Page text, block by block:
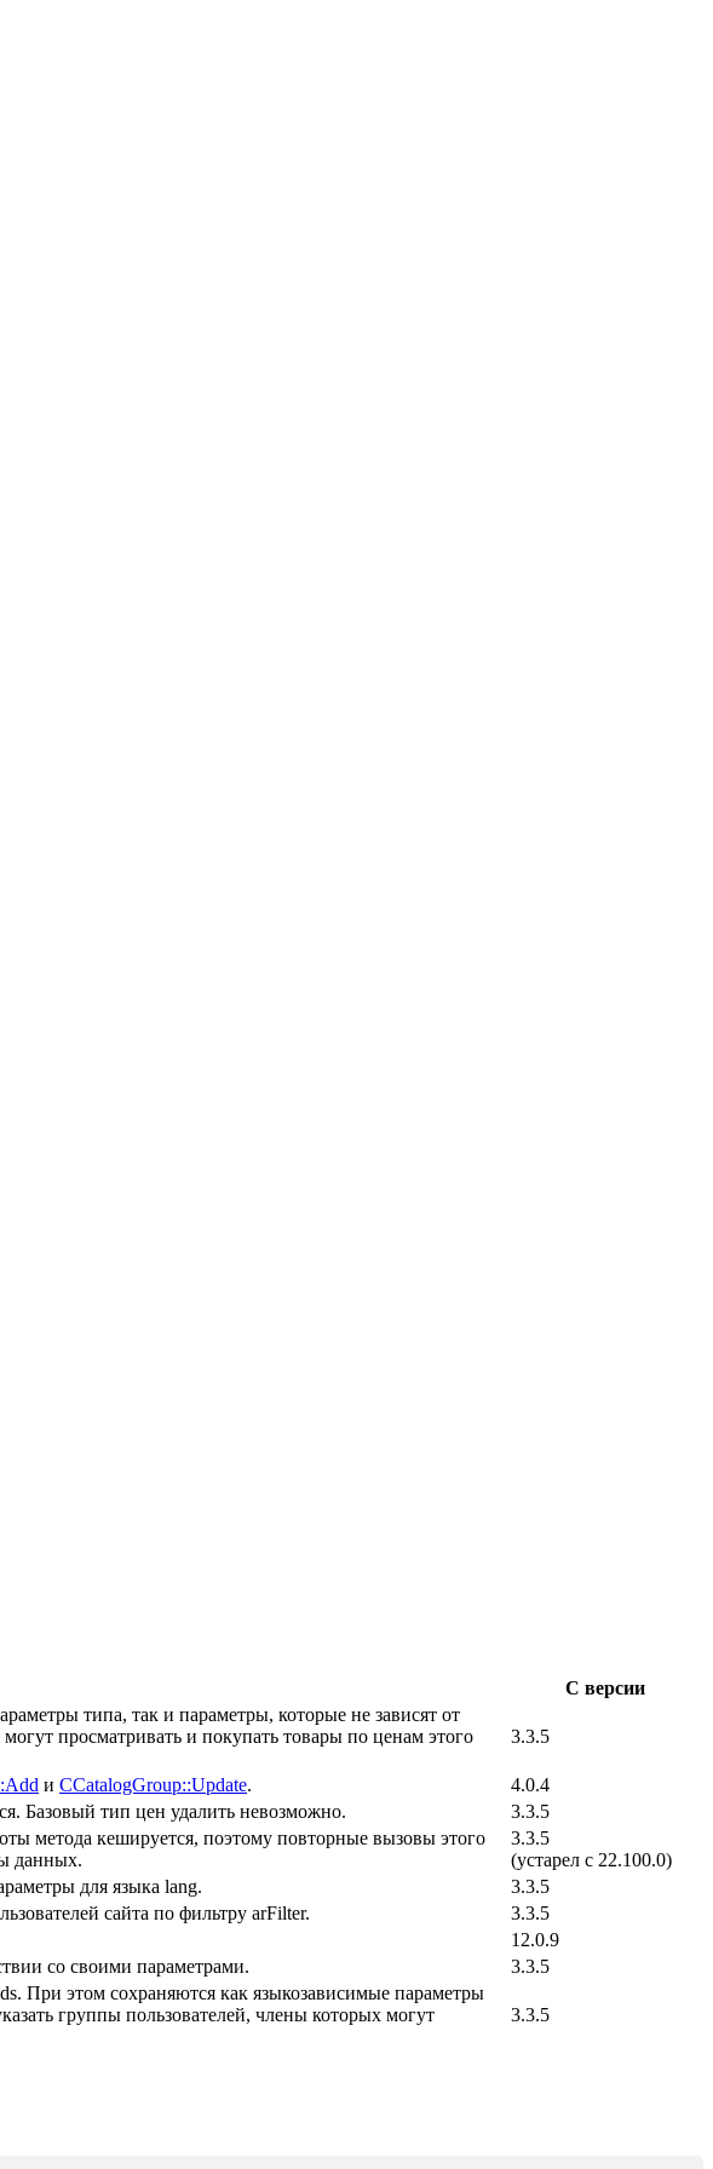
С версии
типа, так и параметры, которые не зависят от
просматривать и покупать товары по ценам этого
3.3.5
и CCatalogGroup::Update.
4.0.4
Базовый тип цен удалить невозможно.
3.3.5
метода кешируется, поэтому повторные вызовы этого
данных.
3.3.5
(устарел с 22.100.0)
для языка lang.
3.3.5
сайта по фильтру arFilter.
3.3.5
12.0.9
со своими параметрами. 3.3.5
При этом сохраняются как языкозависимые параметры
группы пользователей, члены которых могут
3.3.5